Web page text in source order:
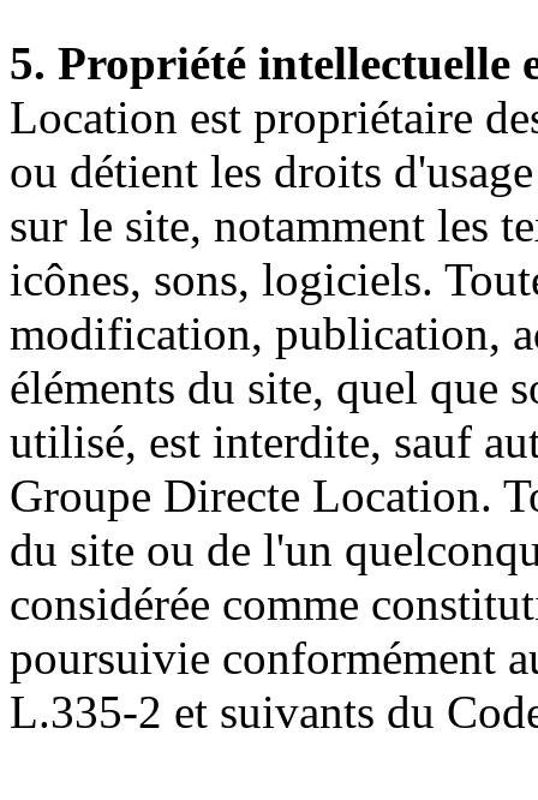
5. Propriété intellectuelle
Location est propriétaire
ou détient les droits
sur le site, notamment les
icônes, sons, logiciels.
modification, publication,
éléments du site, quel que
utilisé, est interdite, sauf
Groupe Directe Location.
du site ou de l'un
considérée comme
poursuivie conformément
L.335-2 et suivants du